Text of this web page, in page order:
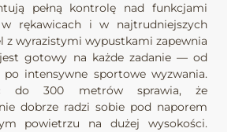
pełną kontrolę nad funkcjami
rękawicach i w najtrudniejszych
z wyrazistymi wypustkami zapewnia
gotowy na każde zadanie — od
intensywne sportowe wyzwania.
do 300 metrów sprawia, że
dobrze radzi sobie pod naporem
powietrzu na dużej wysokości.